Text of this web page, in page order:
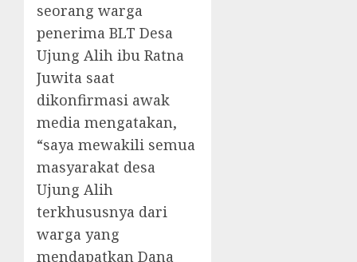
seorang warga
penerima BLT Desa
Ujung Alih ibu Ratna
Juwita saat
dikonfirmasi awak
media mengatakan,
“saya mewakili semua
masyarakat desa
Ujung Alih
terkhususnya dari
warga yang
mendapatkan Dana